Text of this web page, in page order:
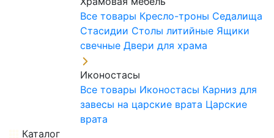
Все товары Кресло-троны Седалища
Стасидии Столы литийные Ящики
свечные Двери для храма
Иконостасы
Все товары Иконостасы Карниз для
завесы на царские врата Царские
врата
Каталог